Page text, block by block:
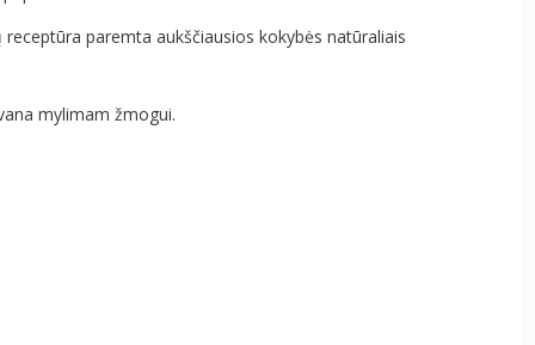
paremta aukščiausios kokybės natūraliais
mylimam žmogui.